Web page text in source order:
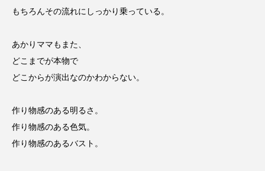
もちろんその流れにしっかり乗っている。
あかりママもまた、
どこまでが本物で
どこからが演出なのかわからない。
作り物感のある明るさ。
作り物感のある色気。
作り物感のあるバスト。